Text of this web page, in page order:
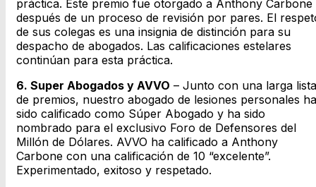
práctica. Este premio fue otorgado a Anthony Carbone
después de un proceso de revisión por pares. El
de sus colegas es una insignia de distinción para su
despacho de abogados. Las calificaciones estelares
continúan para esta práctica.
6. Super Abogados y AVVO – Junto con una larga lista
de premios, nuestro abogado de lesiones personales ha
sido calificado como Súper Abogado y ha sido
nombrado para el exclusivo Foro de Defensores del
Millón de Dólares. AVVO ha calificado a Anthony
Carbone con una calificación de 10 “excelente”.
Experimentado, exitoso y respetado.